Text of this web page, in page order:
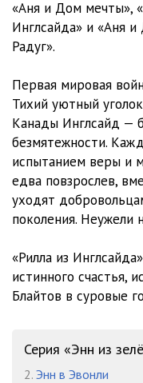
12. Рилла из Инглсайда
13. Рилла из Инглсайда
14. Рилла из Инглсайда
15. Рилла из Инглсайда
16. Рилла из Инглсайда
17. Рилла из Инглсайда
«Аня и Дом мечты»,
Инглсайда» и «Аня и
Радуг».
Первая мировая
Тихий уютный уголок
Канады Инглсайд —
безмятежности.
испытанием веры и
едва повзрослев,
уходят
поколения. Неужели
«Рилла из
истинного счастья,
Блайтов в суровые
Серия «Энн из
2. Энн в Эвонли